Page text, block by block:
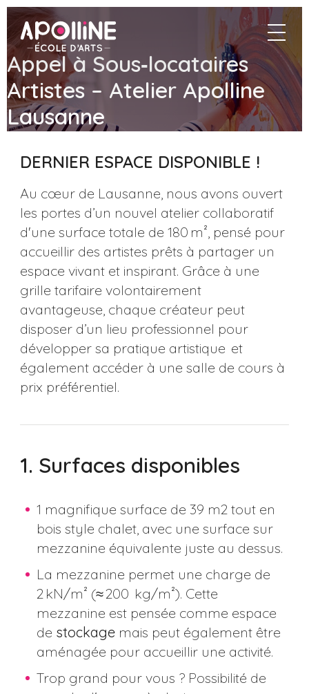
Apolline
–
École
d'arts
Appel à Sous‑locataires
Artistes – Atelier Apolline
Lausanne
DERNIER ESPACE DISPONIBLE !
Au cœur de Lausanne, nous avons ouvert
les portes d’un nouvel atelier collaboratif
d'une surface totale de 180 m², pensé pour
accueillir des artistes prêts à partager un
espace vivant et inspirant. Grâce à une
grille tarifaire volontairement
avantageuse, chaque créateur peut
disposer d’un lieu professionnel pour
développer sa pratique artistique et
également accéder à une salle de cours à
prix préférentiel.
1. Surfaces disponibles
1 magnifique surface de 39 m2 tout en
bois style chalet, avec une surface sur
mezzanine équivalente juste au dessus.
La mezzanine permet une charge de
2 kN/m² (≈ 200 kg/m²). Cette
mezzanine est pensée comme espace
de stockagemais peut également être
aménagée pour accueillir une activité.
Trop grand pour vous ? Possibilité de